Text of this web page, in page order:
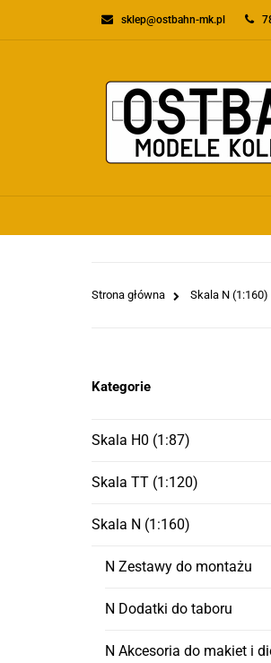
sklep@ostbahn-mk.pl
Strona główna Skala N (1:160)
Kategorie
Skala H0 (1:87)
Skala TT (1:120)
Skala N (1:160)
N Zestawy do montażu
N Dodatki do taboru
N Akcesoria do makiet i